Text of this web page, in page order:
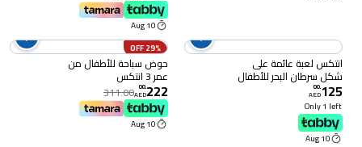
10 Aug
انتكس لعبة عائمة على
شكل سرطان البحر للأطفال
125
.
00
AED
Only 1 left
10 Aug
29% OFF
حوض سباحة للأطفال من
عمر 3 انتكس
222
.
00
AED
311.00
10 Aug